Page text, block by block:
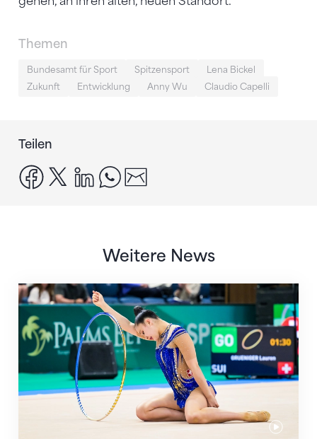
Themen
Bundesamt für Sport Spitzensport
Lena Bickel
Zukunft
Entwicklung Anny Wu Claudio Capelli
Teilen
facebook
x linkedinwhatsapp
Weitere News
Nächster Halt: Weltmeisterschaft